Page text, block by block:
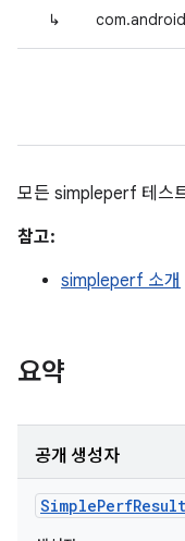
↳
모든 simpleperf 테스
참고:
simpleperf 소개
요약
공개 생성자
SimplePerfResult